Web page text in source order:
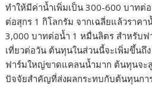
ทำให้มีค่าน้ำเพิ่มเป็น 300-600 บาทต่
ต่อสุกร 1 กิโลกรัม จากเฉลี่ยแล้วราค
3,000 บาทต่อน้ำ 1 หมื่นลิตร สำหรับฟ
เที่ยวต่อวัน ต้นทุนในส่วนนี้จะเพิ่มขึ้นถึ
ฟาร์มใหญ่ขาดแคลนนํ้ามาก ต้นทุนจะ
ปัจจัยสำคัญที่ส่งผลกระทบกับต้นทุนการ